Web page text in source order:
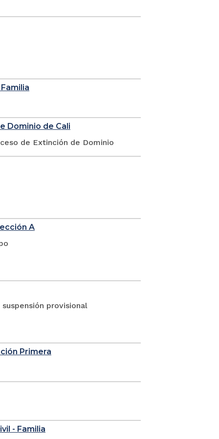
Dominio de Cali
de Extinción de Dominio
A
provisional
Primera
- Familia